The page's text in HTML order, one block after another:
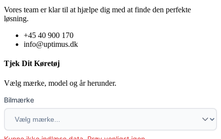
Vores team er klar til at hjælpe dig med at finde den perfekte
løsning.
+45 40 900 170
info@uptimus.dk
Tjek Dit Køretøj
Vælg mærke, model og år herunder.